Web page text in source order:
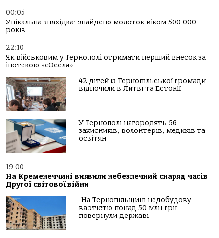
00:05
Унікальна знахідка: знайдено молоток віком 500 000
років
22:10
Як військовим у Тернополі отримати перший внесок за
іпотекою «єОселя»
42 дітей із Тернопільської громади
відпочили в Литві та Естонії
У Тернополі нагородять 56
захисників, волонтерів, медиків та
освітян
19:00
На Кременеччині виявили небезпечний снаряд часів
Другої світової війни
На Тернопільщині недобудову
вартістю понад 50 млн грн
повернули державі